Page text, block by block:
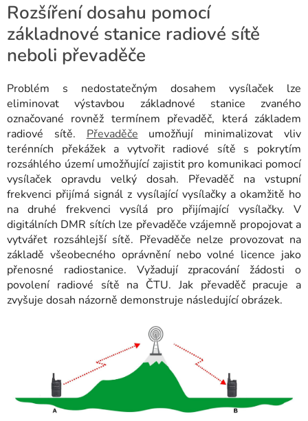
Rozšíření dosahu pomocí
základnové stanice radiové sítě
neboli převaděče
Problém s nedostatečným dosahem vysílaček lze
eliminovat výstavbou základnové stanice zvaného
označované rovněž termínem převaděč, která základem
radiové sítě. Převaděče umožňují minimalizovat vliv
terénních překážek a vytvořit radiové sítě s pokrytím
rozsáhlého území umožňující zajistit pro komunikaci pomocí
vysílaček opravdu velký dosah. Převaděč na vstupní
frekvenci přijímá signál z vysílající vysílačky a okamžitě ho
na druhé frekvenci vysílá pro přijímající vysílačky. V
digitálních DMR sítích lze převaděče vzájemně propojovat a
vytvářet rozsáhlejší sítě. Převaděče nelze provozovat na
základě všeobecného oprávnění nebo volné licence jako
přenosné radiostanice. Vyžadují zpracování žádosti o
povolení radiové sítě na ČTU. Jak převaděč pracuje a
zvyšuje dosah názorně demonstruje následující obrázek.